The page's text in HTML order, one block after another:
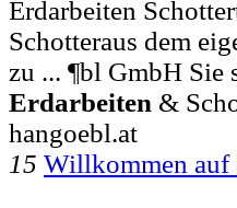
Erdarbeiten
Schotteraus dem
zu ... ¶bl GmbH
Erdarbeiten &
hangoebl.at
15 Willkommen auf